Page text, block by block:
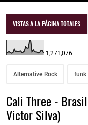
VISTAS A LA PÁGINA TOTALES
1,271,076
Alternative Rock funk
Cali Three -
Victor Silva)